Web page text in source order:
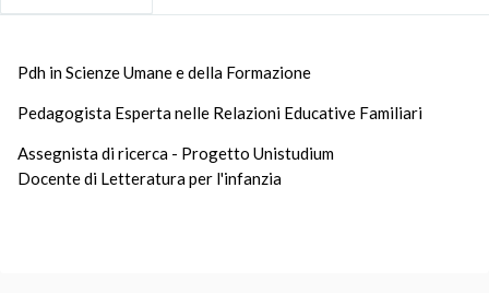
Pdh in Scienze Umane e della Formazione
Pedagogista Esperta nelle Relazioni Educative Familiari
Assegnista di ricerca - Progetto Unistudium
Docente di Letteratura per l'infanzia